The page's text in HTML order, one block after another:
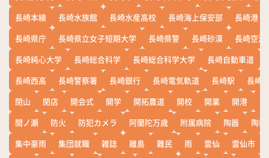
長崎本線
長崎水族館 長崎水産高校 長崎海上保安部
長崎港
長崎県庁
長崎県立女子短期大学 長崎県警 長崎砂漠
長崎空港
長崎純心大学
長崎総合科学 長崎総合科学大学 長崎自動車道
長崎西高
長崎警察署 長崎銀行 長崎電気軌道 長崎駅
長崎
閉山
閉店 開会式 開学 開拓農道 開校 開業 開港
間ノ瀬
防火 防犯カメラ 阿蘭陀万歳 附属病院 陶器
陶器
集中豪雨
集団就職 雑誌 離島 難民 雨 雲仙 雲仙市